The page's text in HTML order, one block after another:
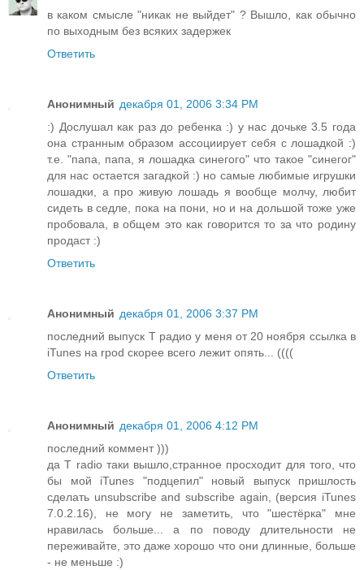
в каком смысле "никак не выйдет" ? Вышло, как обычно
по выходным без всяких задержек
Ответить
Анонимный декабря 01, 2006 3:34 PM
:) Дослушал как раз до ребенка :) у нас дочьке 3.5 года
она странным образом ассоциирует себя с лошадкой :)
т.е. "папа, папа, я лошадка синегого" что такое "синегог"
для нас остается загадкой :) но самые любимые игрушки
лошадки, а про живую лошадь я вообще молчу, любит
сидеть в седле, пока на пони, но и на дольшой тоже уже
пробовала, в общем это как говорится то за что родину
продаст :)
Ответить
Анонимный декабря 01, 2006 3:37 PM
последний выпуск Т радио у меня от 20 ноября ссылка в
iTunes на rpod скорее всего лежит опять... ((((
Ответить
Анонимный декабря 01, 2006 4:12 PM
последний коммент )))
да T radio таки вышло,странное просходит для того, что
бы мой iTunes "подцепил" новый выпуск пришлость
сделать unsubscribe and subscribe again, (версия iTunes
7.0.2.16), не могу не заметить, что "шестёрка" мне
нравилась больше... а по поводу длительности не
переживайте, это даже хорошо что они длинные, больше
- не меньше :)